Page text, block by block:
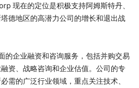
现在的定位是积极支持阿姆斯特丹、
德地区的高潜力公司的增长和退出战
的企业融资和咨询服务，包括并购交易
资、战略咨询和企业估值。公司的专
需的广泛行业领域，重点关注技术、